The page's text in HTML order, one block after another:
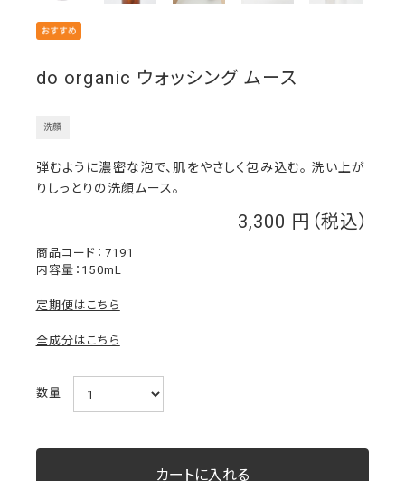
do organic ウォッシング ムース
洗顔
3,300
7191
弾むように濃密な泡で、肌をやさしく包み込む。 洗い上が
りしっとりの洗顔ムース。
内容量：150mL
定期便はこちら
全成分はこちら
数量